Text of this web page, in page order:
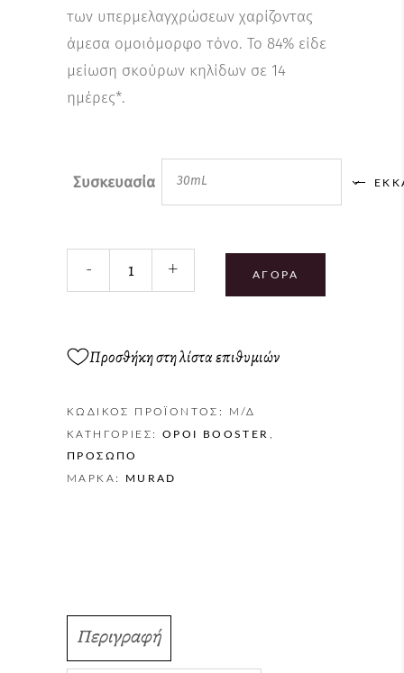
των υπερμελαγχρώσεων χαρίζοντας
άμεσα ομοιόμορφο τόνο. Το 84% είδε
μείωση σκούρων κηλίδων σε 14
ημέρες*.
Συσκευασία 30mL
- + ΑΓΟΡΆ
Προσθήκη στη λίστα επιθυμιών
ΚΩΔΙΚΌΣ ΠΡΟΪΌΝΤΟΣ: Μ/Δ
ΚΑΤΗΓΟΡΊΕΣ: ΟΡΟΊ BOOSTER
ΠΡΌΣΩΠΟ
ΜΆΡΚΑ: MURAD
Περιγραφή